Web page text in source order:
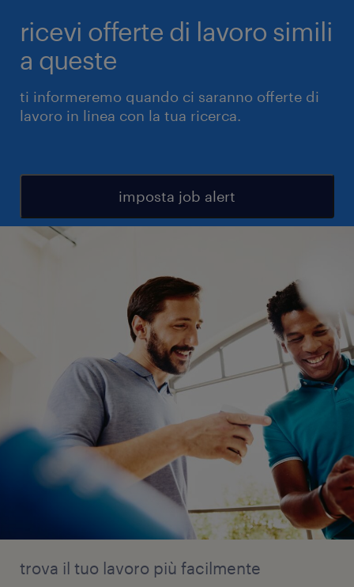
ricevi offerte di lavoro simili
a queste
ti informeremo quando ci saranno offerte di
lavoro in linea con la tua ricerca.
imposta job alert
trova il tuo lavoro più facilmente